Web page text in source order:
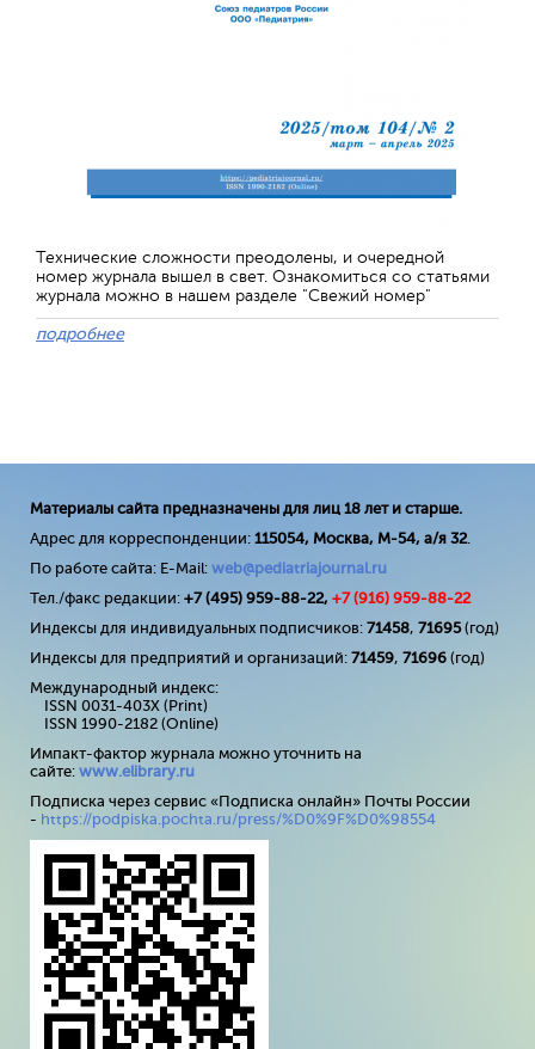
Технические сложности преодолены, и очередной
номер журнала вышел в свет. Ознакомиться со статьями
журнала можно в нашем разделе "Свежий номер"
подробнее
Материалы сайта предназначены для лиц 18 лет и старше.
Адрес для корреспонденции: 115054, Москва, М-54, а/я 32.
По работе сайта: E-Mail: web@pediatriajournal.ru
Тел./факс редакции: +7 (495) 959-88-22, +7 (916) 959-88-22
Индексы для индивидуальных подписчиков: 71458, 71695(год)
Индексы для предприятий и организаций: 71459, 71696 (год)
Международный индекс:
ISSN 0031-403X (Print)
ISSN 1990-2182 (Online)
Импакт-фактор журнала можно уточнить на
сайте: www.elibrary.ru
Подписка через сервис «Подписка онлайн» Почты России
- https://podpiska.pochta.ru/press/%D0%9F%D0%98554